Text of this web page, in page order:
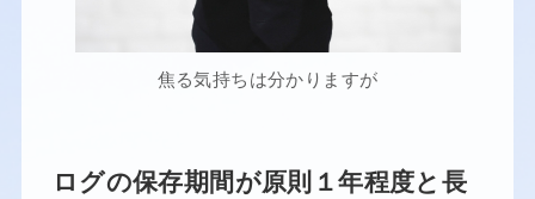
焦る気持ちは分かりますが
ログの保存期間が原則１年程度と長